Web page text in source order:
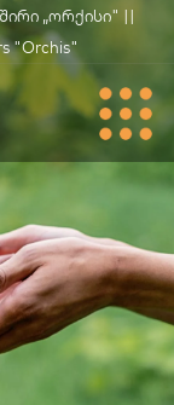
„ორქისი" ||
"Orchis"